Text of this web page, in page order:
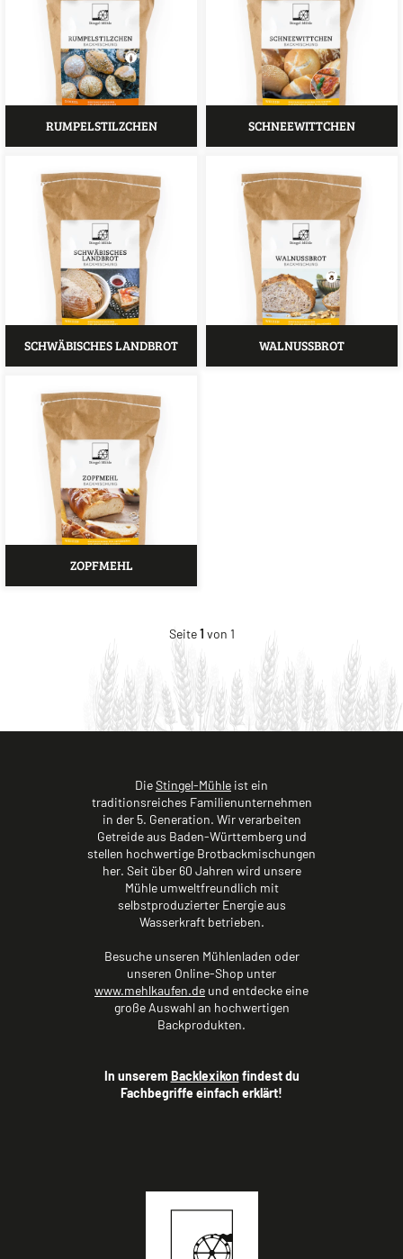
RUMPELSTILZCHEN SCHNEEWITTCHEN
SCHWÄBISCHES LANDBROT WALNUSSBROT
ZOPFMEHL
Seite1 von 1
DieStingel-Mühle ist ein
traditionsreiches Familienunternehmen
in der 5. Generation. Wir verarbeiten
Getreide aus Baden-Württemberg und
stellen hochwertige Brotbackmischungen
her. Seit über 60 Jahren wird unsere
Mühle umweltfreundlich mit
selbstproduzierter Energie aus
Wasserkraft betrieben.
Besuche unseren Mühlenladen oder
unseren Online-Shop unter
www.mehlkaufen.de und entdecke eine
große Auswahl an hochwertigen
Backprodukten.
In unserem Backlexikon findest du
Fachbegriffe einfach erklärt!